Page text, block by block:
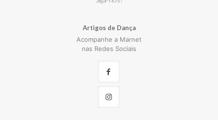
Artigos de Dança
Acompanhe a Marnet
nas Redes Sociais